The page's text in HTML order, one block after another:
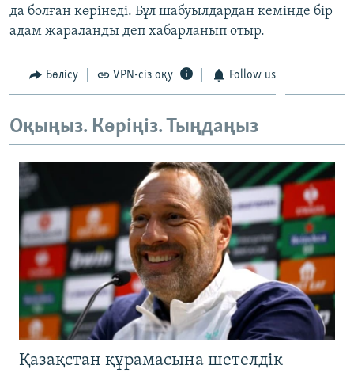
АРНАЙЫ ЖОБАЛАР
ЖАЗЫЛЫҢЫЗ
да болған көрінеді. Бұл шабуылдардан кемінде бір
адам жараланды деп хабарланып отыр.
Бөлісу VPN-сіз оқу Follow us
Оқыңыз. Көріңіз. Тыңдаңыз
Қазақстан құрамасына шетелдік